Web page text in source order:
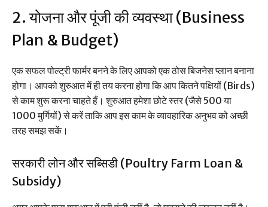
2. योजना और पूंजी की व्यवस्था (Business
Plan & Budget)
एक सफल पोल्ट्री फार्मर बनने के लिए आपको एक ठोस बिजनेस प्लान बनाना
होगा। आपको शुरुआत में ही तय करना होगा कि आप कितने पक्षियों (Birds)
से काम शुरू करना चाहते हैं। शुरुआत हमेशा छोटे स्तर (जैसे 500 या
1000 मुर्गियों) से करें ताकि आप इस काम के व्यावहारिक अनुभव को अच्छी
तरह समझ सकें।
सरकारी लोन और सब्सिडी (Poultry Farm Loan &
Subsidy)